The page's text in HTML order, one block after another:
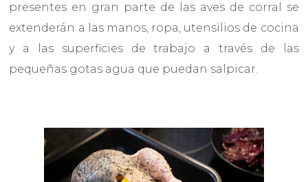
presentes en gran parte de las aves de corral se
extenderán a las manos, ropa, utensilios de cocina
y a las superficies de trabajo a través de las
pequeñas gotas agua que puedan salpicar.